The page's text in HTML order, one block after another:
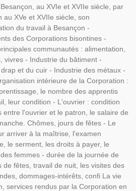
au XVIe et XVIIe siècle, par
au XVe et XVIIe siècle, son
du travail à Besançon -
des Corporations bisontines -
communautés : alimentation,
vivres - Industrie du bâtiment -
et du cuir - Industrie des métaux -
intérieure de la Corporation :
le nombre des apprentis
leur condition - L'ouvrier : condition
entre l'ouvrier et le patron, le salaire de
Chômes, jours de fêtes - Le
arriver à la maîtrise, l'examen
le serment, les droits à payer, le
femmes - durée de la journée de
de fêtes, travail de nuit, les visites des
dommages-intérêts, confi La vie
services rendus par la Corporation en